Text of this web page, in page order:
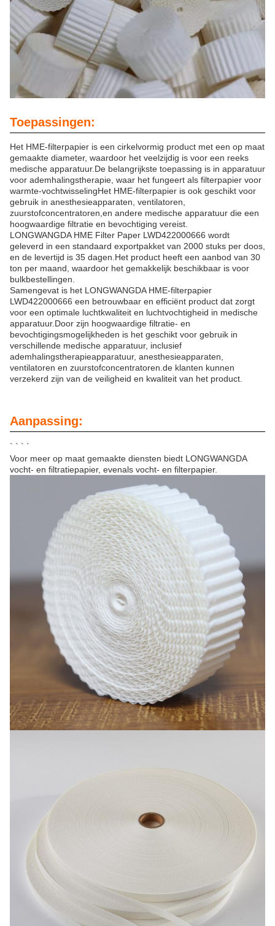
Toepassingen:
Het HME-filterpapier is een cirkelvormig product met een op maat
gemaakte diameter, waardoor het veelzijdig is voor een reeks
medische apparatuur.De belangrijkste toepassing is in apparatuur
voor ademhalingstherapie, waar het fungeert als filterpapier voor
warmte-vochtwisselingHet HME-filterpapier is ook geschikt voor
gebruik in anesthesieapparaten, ventilatoren,
zuurstofconcentratoren,en andere medische apparatuur die een
hoogwaardige filtratie en bevochtiging vereist.
LONGWANGDA HME Filter Paper LWD422000666 wordt
geleverd in een standaard exportpakket van 2000 stuks per doos,
en de levertijd is 35 dagen.Het product heeft een aanbod van 30
ton per maand, waardoor het gemakkelijk beschikbaar is voor
bulkbestellingen.
Samengevat is het LONGWANGDA HME-filterpapier
LWD422000666 een betrouwbaar en efficiënt product dat zorgt
voor een optimale luchtkwaliteit en luchtvochtigheid in medische
apparatuur.Door zijn hoogwaardige filtratie- en
bevochtigingsmogelijkheden is het geschikt voor gebruik in
verschillende medische apparatuur, inclusief
ademhalingstherapieapparatuur, anesthesieapparaten,
ventilatoren en zuurstofconcentratoren.de klanten kunnen
verzekerd zijn van de veiligheid en kwaliteit van het product.
Aanpassing:
` ` ` `
Voor meer op maat gemaakte diensten biedt LONGWANGDA
vocht- en filtratiepapier, evenals vocht- en filterpapier.